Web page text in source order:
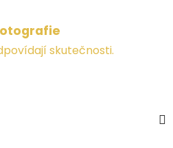
skutečnosti.